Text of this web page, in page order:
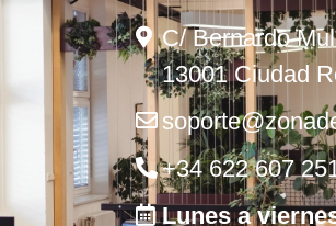
C/ Bernardo
13001 Ciudad
+34 622 607
Lunes a